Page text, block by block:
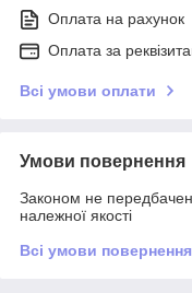
Оплата на рахунок
Оплата за
Всі умови оплати
Умови повернення
Законом не
належної якості
Всі умови повернення